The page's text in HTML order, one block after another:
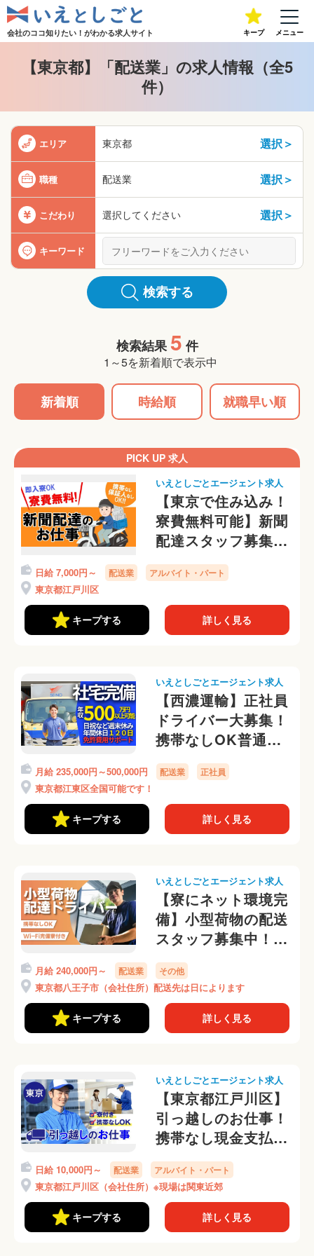
会社のココ知りたい！がわかる求人サイト キープ メニュー
【東京都】「配送業」の求人情報（全5
件）
エリア 東京都 選択＞
職種 配送業 選択＞
こだわり 選択してください 選択＞
キーワード
検索する
検索結果 5 件
1～5を新着順で表示中
新着順 時給順 就職早い順
PICK UP 求人
いえとしごとエージェント求人
【東京で住み込み！
寮費無料可能】新聞
配達スタッフ募集
中！携帯番号なし
OKです
日給 7,000円～ 配送業 アルバイト・パート
東京都江戸川区
キープする 詳しく見る
いえとしごとエージェント求人
【西濃運輸】正社員
ドライバー大募集！
携帯なしOK普通運
転免許AT限定OK！
月給 235,000円～500,000円 配送業 正社員
東京都江東区全国可能です！
キープする 詳しく見る
いえとしごとエージェント求人
【寮にネット環境完
備】小型荷物の配送
スタッフ募集中！東
京で住み込み可能◎
月給 240,000円～ 配送業 その他
東京都八王子市（会社住所）配送先は日によります
キープする 詳しく見る
いえとしごとエージェント求人
【東京都江戸川区】
引っ越しのお仕事！
携帯なし現金支払い
OKです♪
日給 10,000円～ 配送業 アルバイト・パート
東京都江戸川区（会社住所）※現場は関東近郊
キープする 詳しく見る